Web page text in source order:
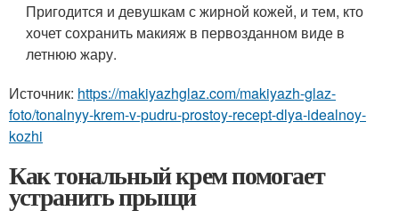
Пригодится и девушкам с жирной кожей, и тем, кто
хочет сохранить макияж в первозданном виде в
летнюю жару.
Источник: https://makiyazhglaz.com/makiyazh-glaz-
foto/tonalnyy-krem-v-pudru-prostoy-recept-dlya-idealnoy-
kozhi
Как тональный крем помогает
устранить прыщи